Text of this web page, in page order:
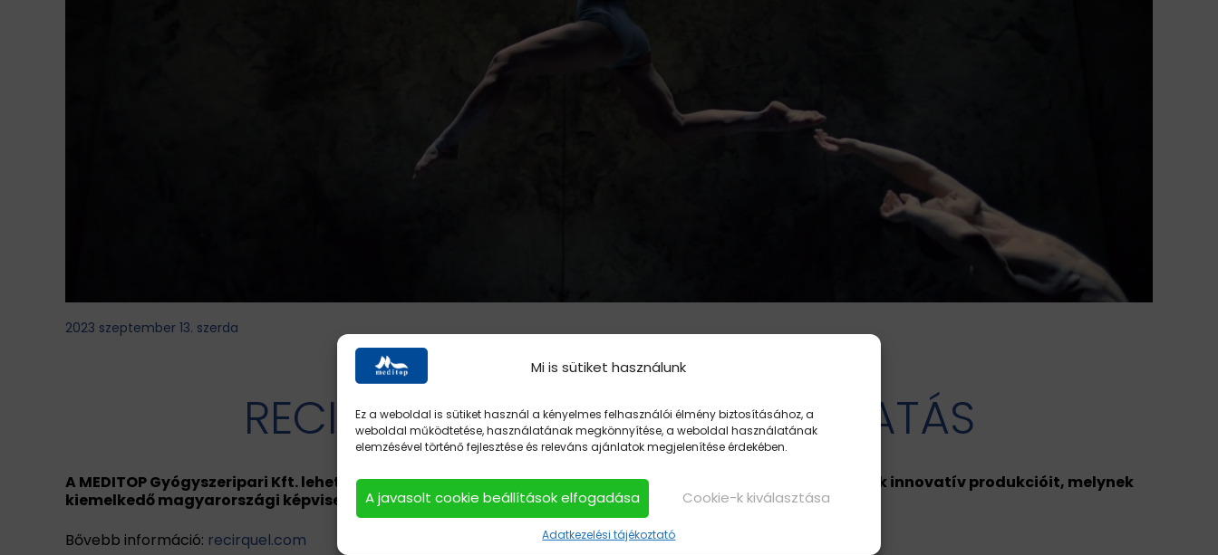
Mi is sütiket használunk
Ez a weboldal is sütiket használ a kényelmes felhasználói élmény biztosításához, a
weboldal működtetése, használatának megkönnyítése, a weboldal használatának
elemzésével történő fejlesztése és releváns ajánlatok megjelenítése érdekében.
A javasolt cookie beállítások elfogadása Cookie-k kiválasztása
Adatkezelési tájékoztató
2023 szeptember 13. szerda
RECIRQUEL TÁRSULAT TÁMOGATÁS
A MEDITOP Gyógyszeripari Kft. lehetőségeihez képest igyekszik támogatni a előadóművészetek világának innovatív produkcióit, melynek
kiemelkedő magyarországi képviselője a Recirquel társulat
Bővebb információ: recirquel.com